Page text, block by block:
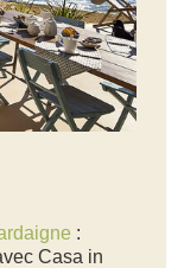
:
Casa in